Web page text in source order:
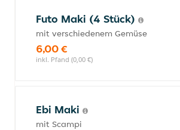
Futo Maki (4 Stück)
mit verschiedenem Gemüse
6,00 €
inkl. Pfand (0,00 €)
Ebi Maki
mit Scampi